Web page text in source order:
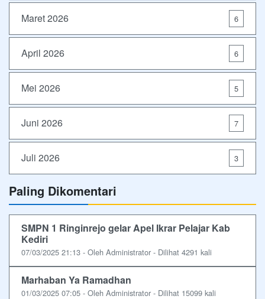
Maret 2026 6
April 2026 6
Mei 2026 5
Juni 2026 7
Juli 2026 3
Paling Dikomentari
SMPN 1 Ringinrejo gelar Apel Ikrar Pelajar Kab
Kediri
07/03/2025 21:13 - Oleh Administrator - Dilihat 4291 kali
Marhaban Ya Ramadhan
01/03/2025 07:05 - Oleh Administrator - Dilihat 15099 kali